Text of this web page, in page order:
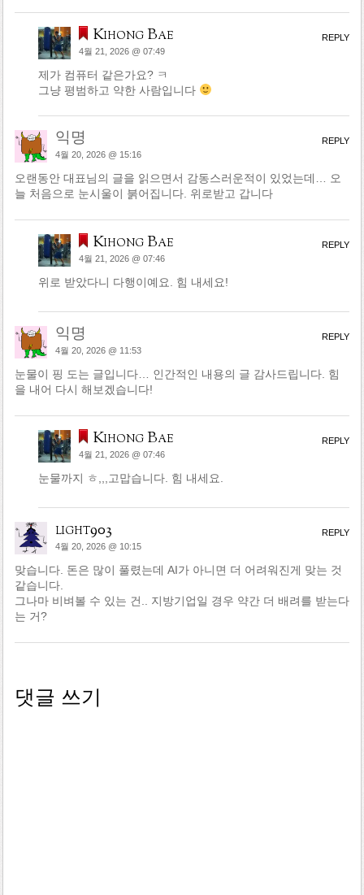
Kihong Bae
4월 21, 2026 @ 07:49
제가 컴퓨터 같은가요? ㅋ
그냥 평범하고 약한 사람입니다
REPLY
익명
4월 20, 2026 @ 15:16
오랜동안 대표님의 글을 읽으면서 감동스러운적이 있었는데… 오
늘 처음으로 눈시울이 붉어집니다. 위로받고 갑니다
REPLY
Kihong Bae
4월 21, 2026 @ 07:46
위로 받았다니 다행이예요. 힘 내세요!
REPLY
익명
4월 20, 2026 @ 11:53
눈물이 핑 도는 글입니다… 인간적인 내용의 글 감사드립니다. 힘
을 내어 다시 해보겠습니다!
REPLY
Kihong Bae
4월 21, 2026 @ 07:46
눈물까지 ㅎ,,,고맙습니다. 힘 내세요.
REPLY
light903
4월 20, 2026 @ 10:15
맞습니다. 돈은 많이 풀렸는데 AI가 아니면 더 어려워진게 맞는 것
같습니다.
그나마 비벼볼 수 있는 건.. 지방기업일 경우 약간 더 배려를 받는다
는 거?
REPLY
댓글 쓰기